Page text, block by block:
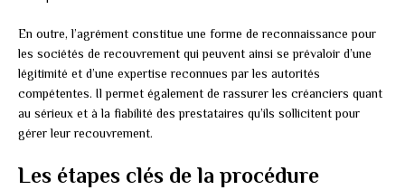
En outre, l’agrément constitue une forme de reconnaissance pour
les sociétés de recouvrement qui peuvent ainsi se prévaloir d’une
légitimité et d’une expertise reconnues par les autorités
compétentes. Il permet également de rassurer les créanciers quant
au sérieux et à la fiabilité des prestataires qu’ils sollicitent pour
gérer leur recouvrement.
Les étapes clés de la procédure